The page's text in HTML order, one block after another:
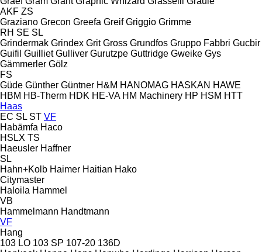
AKF ZS
Graziano Grecon Greefa Greif Griggio Grimme
RH SE SL
Grindermak Grindex Grit Gross Grundfos Gruppo Fabbri Gucbir
Guifil Guilliet Gulliver Gurutzpe Guttridge Gweike Gys
Gämmerler Gölz
FS
Güde Günther Güntner H&M HANOMAG HASKAN HAWE
HBM HB‑Therm HDK HE-VA HM Machinery HP HSM HTT
Haas
EC SL ST VF
Habämfa Haco
HSLX TS
Haeusler Haffner
SL
Hahn+Kolb Haimer Haitian Hako
Citymaster
Haloila Hammel
VB
Hammelmann Handtmann
VF
Hang
103 LO 103 SP 107-20 136D